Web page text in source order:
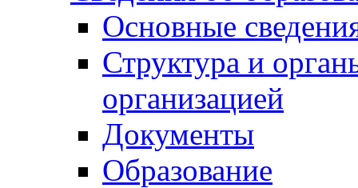
Основные
Структура и
организацией
Документы
Образование